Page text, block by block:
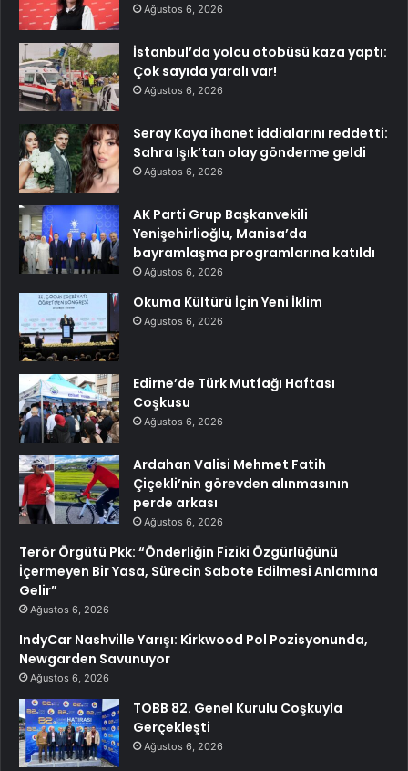
Ağustos 6, 2026
İstanbul’da yolcu otobüsü kaza yaptı:
Çok sayıda yaralı var!
Ağustos 6, 2026
Seray Kaya ihanet iddialarını reddetti:
Sahra Işık’tan olay gönderme geldi
Ağustos 6, 2026
AK Parti Grup Başkanvekili
Yenişehirlioğlu, Manisa’da
bayramlaşma programlarına katıldı
Ağustos 6, 2026
Okuma Kültürü İçin Yeni İklim
Ağustos 6, 2026
Edirne’de Türk Mutfağı Haftası
Coşkusu
Ağustos 6, 2026
Ardahan Valisi Mehmet Fatih
Çiçekli’nin görevden alınmasının
perde arkası
Ağustos 6, 2026
Terör Örgütü Pkk: “Önderliğin Fiziki Özgürlüğünü
İçermeyen Bir Yasa, Sürecin Sabote Edilmesi Anlamına
Gelir”
Ağustos 6, 2026
IndyCar Nashville Yarışı: Kirkwood Pol Pozisyonunda,
Newgarden Savunuyor
Ağustos 6, 2026
TOBB 82. Genel Kurulu Coşkuyla
Gerçekleşti
Ağustos 6, 2026